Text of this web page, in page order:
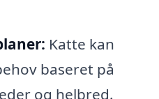
Katte kan
baseret på
og helbred.